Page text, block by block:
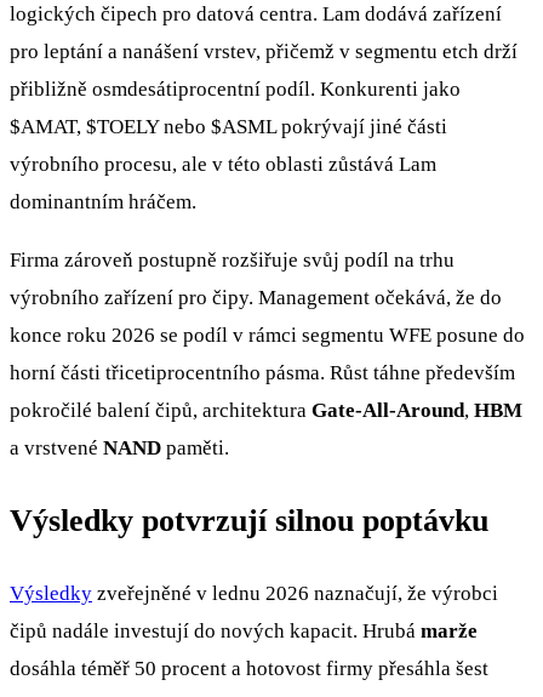
logických čipech pro datová centra. Lam dodává zařízení
pro leptání a nanášení vrstev, přičemž v segmentu etch drží
přibližně osmdesátiprocentní podíl. Konkurenti jako
$AMAT, $TOELYnebo $ASMLpokrývají jiné části
výrobního procesu, ale v této oblasti zůstává Lam
dominantním hráčem.
Firma zároveň postupně rozšiřuje svůj podíl na trhu
výrobního zařízení pro čipy. Management očekává, že do
konce roku 2026 se podíl v rámci segmentu WFE posune do
horní části třicetiprocentního pásma. Růst táhne především
pokročilé balení čipů, architektura Gate-All-Around, HBM
a vrstvené NAND paměti.
Výsledky potvrzují silnou poptávku
Výsledky zveřejněné v lednu 2026 naznačují, že výrobci
čipů nadále investují do nových kapacit. Hrubá marže
dosáhla téměř 50 procent a hotovost firmy přesáhla šest